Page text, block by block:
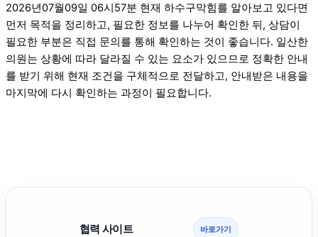
2026년07월09일 06시57분 현재 하수구막힘를 알아보고 있다면
먼저 목적을 정리하고, 필요한 정보를 나누어 확인한 뒤, 상담이
필요한 부분은 직접 문의를 통해 확인하는 것이 좋습니다. 일산한
의원는 상황에 따라 달라질 수 있는 요소가 있으므로 정확한 안내
를 받기 위해 현재 조건을 구체적으로 전달하고, 안내받은 내용을
마지막에 다시 확인하는 과정이 필요합니다.
협력 사이트 바로가기